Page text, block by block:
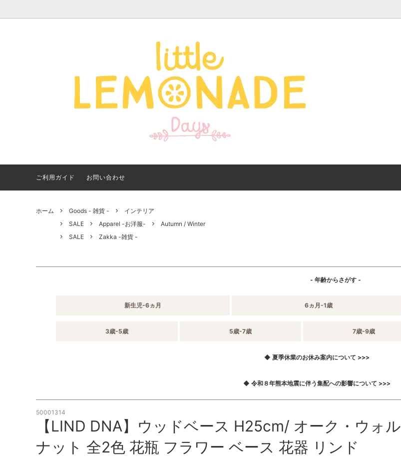
Apparel -アパレル- Goods - 雑貨 -
サイズで探す Brands
【夏アイテム特集】 2026
年最新！子ども用水着・浮
き輪 アイテム
【出産ギフト特集】 出産祝
いにおすすめのアイテムを
ご紹介
ご利用ガイド お問い合わせ
ホーム Goods - 雑貨 -
インテリア
SALE
Apparel -お洋服-
Autumn / Winter
SALE
Zakka -雑貨 -
- 年齢からさがす -
新生児-6ヵ月 6ヵ月-1歳
3歳-5歳 5歳-7歳 7歳-9歳
◆ 夏季休業のお休み案内について >>>
◆ 令和８年熊本地震に伴う集配への影響について >>>
50001314
【LIND DNA】ウッドベース H25cm/ オーク・ウォル
ナット 全2色 花瓶 フラワー ベース 花器 リンド